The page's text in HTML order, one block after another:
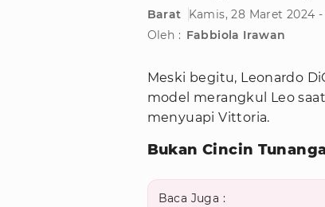
Barat
Kamis, 28 Maret 2024 -
Oleh : Fabbiola Irawan
Meski begitu, Leonardo
model merangkul Leo
menyuapi Vittoria.
Bukan Cincin
Baca Juga :